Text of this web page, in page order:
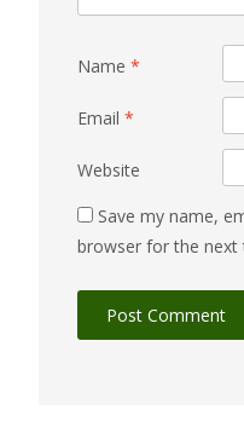
Name *
Email *
Website
Save my name,
browser for the next